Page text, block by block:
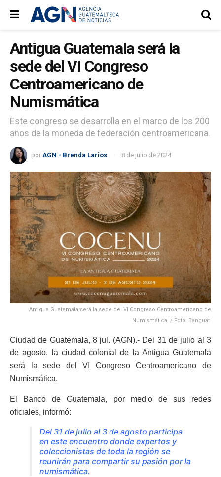
Antigua Guatemala será la
sede del VI Congreso
Centroamericano de
Numismática
Este congreso se desarrolla en el marco de los 200
años de la moneda de federación centroamericana.
por AGN - Brenda Larios 8 de julio de 2024
Antigua Guatemala será la sede del VI Congreso Centroamericano de
Numismática. / Foto: Banguat.
Ciudad de Guatemala, 8 jul. (AGN).- Del 31 de julio al 3
de agosto, la ciudad colonial de la Antigua Guatemala
será la sede del VI Congreso Centroamericano de
Numismática.
El Banco de Guatemala, por medio de sus redes
oficiales, informó:
Del 31 de julio al 3 de agosto participa
en este encuentro donde expertos y
coleccionistas de toda la región se
reunirán para compartir su pasión por la
numismática.